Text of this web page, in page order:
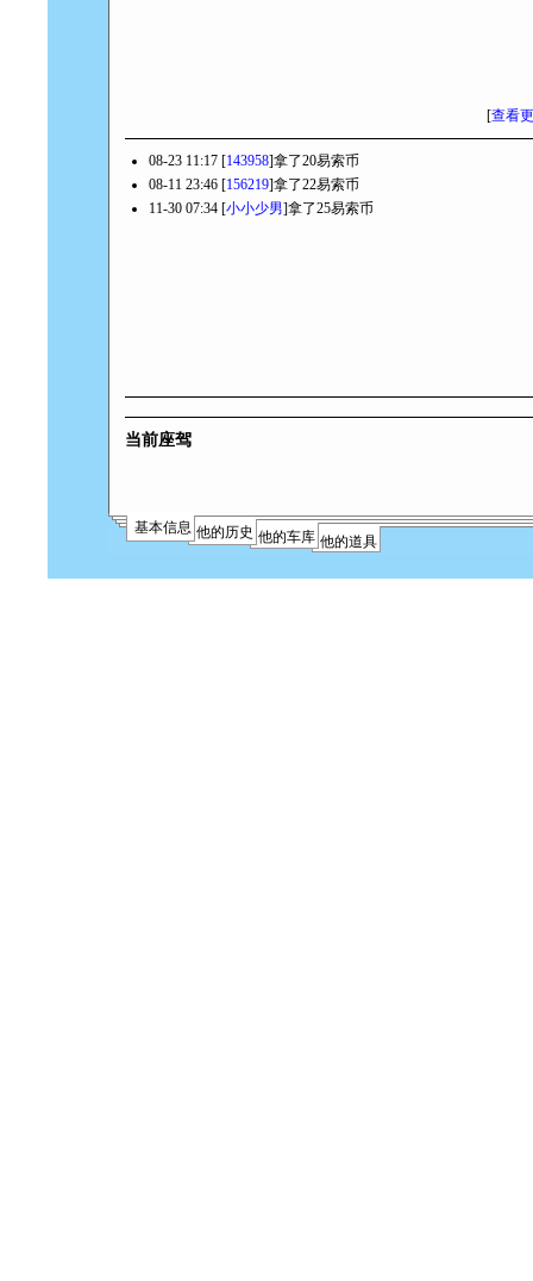
[查看
08-23 11:17 [143958]拿了20易索币
08-11 23:46 [156219]拿了22易索币
11-30 07:34 [小小少男]拿了25易索币
当前座驾
基本信息 他的历史 他的车库 他的道具